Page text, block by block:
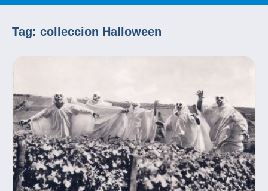
Tag: colleccion Halloween